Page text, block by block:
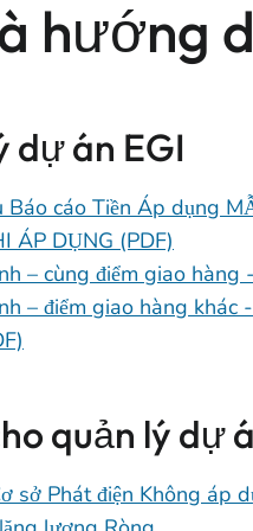
hướng
dự án EGI
Báo cáo Tiền Áp dụng
ÁP DỤNG (PDF)
– cùng điểm giao hàng
– điểm giao hàng khác
quản lý dự
sở Phát điện Không áp